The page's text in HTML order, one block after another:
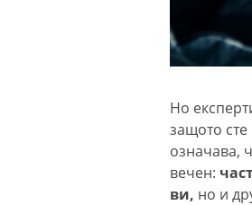
Но
защото
означава,
вечен:
ви, но и